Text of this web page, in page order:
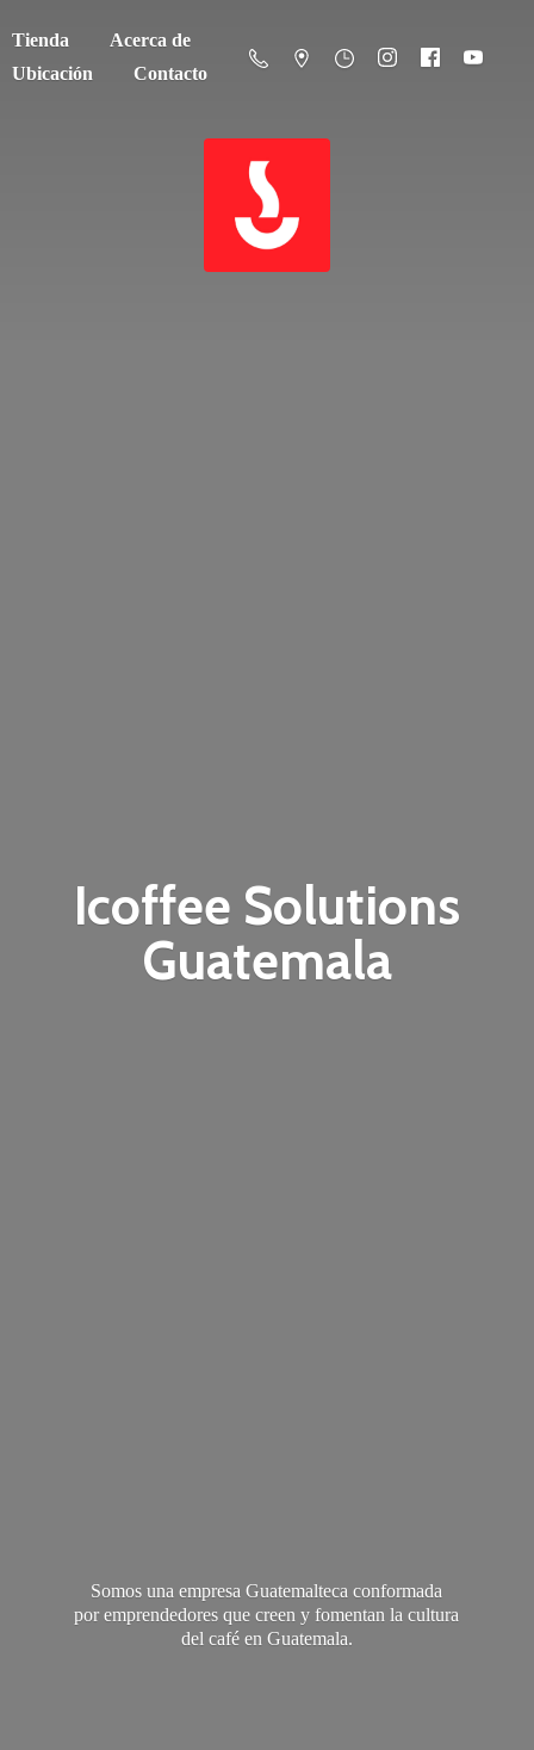
Tienda
Acerca de
Ubicación
Contacto
Icoffee Solutions
Guatemala
Somos una empresa Guatemalteca conformada
por emprendedores que creen y fomentan la cultura
del café en Guatemala.